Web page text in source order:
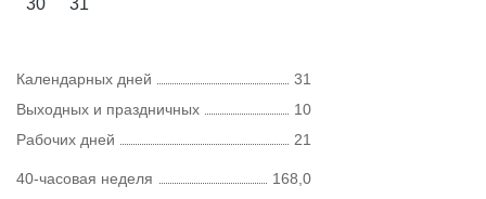
30
31
Календарных дней
31
Выходных и праздничных
10
Рабочих дней
21
40-часовая неделя
168,0